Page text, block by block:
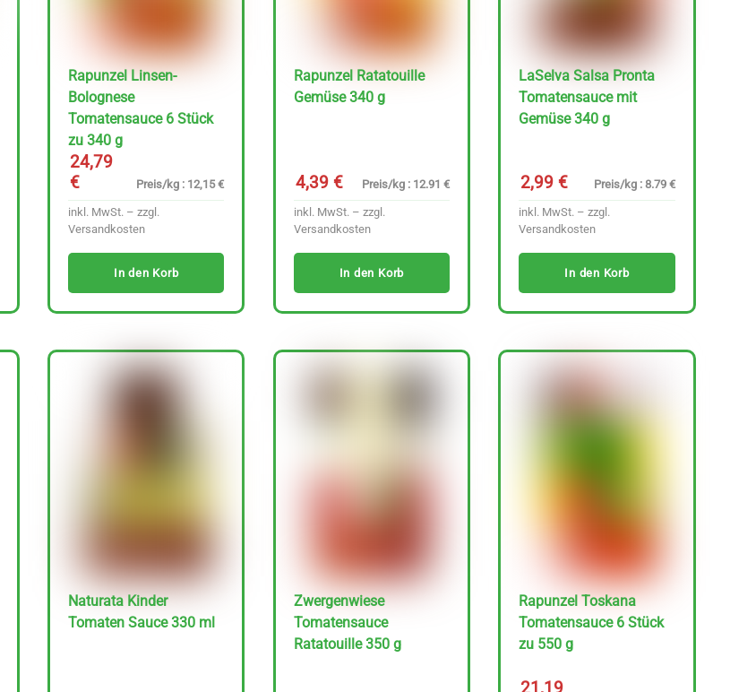
Rapunzel Linsen-
Bolognese
Tomatensauce 6 Stück
zu 340 g
24,79
€
Preis/kg : 12,15 €
inkl. MwSt. – zzgl.
Versandkosten
In den Korb
Rapunzel Ratatouille
Gemüse 340 g
4,39 € Preis/kg : 12.91 €
inkl. MwSt. – zzgl.
Versandkosten
In den Korb
LaSelva Salsa Pronta
Tomatensauce mit
Gemüse 340 g
2,99€ Preis/kg : 8.79 €
inkl. MwSt. – zzgl.
Versandkosten
In den Korb
Naturata Kinder
Tomaten Sauce 330 ml
Zwergenwiese
Tomatensauce
Ratatouille 350 g
Rapunzel Toskana
Tomatensauce 6 Stück
zu 550 g
21,19